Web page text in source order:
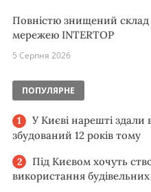
Повністю знищений склад
мережею INTERTOP
5 Серпня 2026
ПОПУЛЯРНЕ
У Києві нарешті
збудований 12 років тому
Під Києвом хочуть
використання будівельних